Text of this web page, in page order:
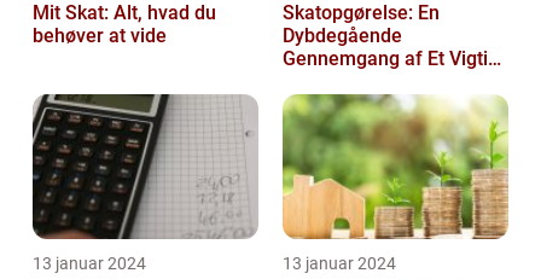
Mit Skat: Alt, hvad du
behøver at vide
Skatopgørelse: En
Dybdegående
Gennemgang af Et Vigtigt
Finansfolk
13 januar 2024 13 januar 2024